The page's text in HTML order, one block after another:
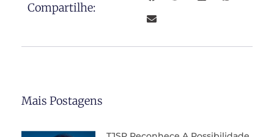
Compartilhe:
Mais Postagens